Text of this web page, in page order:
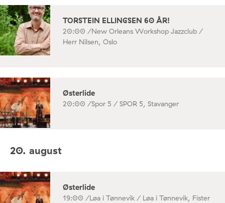
TORSTEIN ELLINGSEN 60 ÅR!
20:00 /New Orleans Workshop Jazzclub /
Herr Nilsen, Oslo
Østerlide
20:00 /Spor 5 / SPOR 5, Stavanger
20. august
Østerlide
19:00 /Løa i Tønnevik / Løa i Tønnevik, Fister